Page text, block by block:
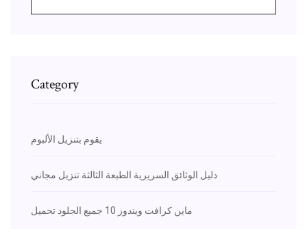
Category
يقوم بتنزيل الألبوم
دليل الوثائق السريرية الطبعة الثالثة تنزيل مجاني
ماين كرافت ويندوز 10 جميع الجلود تحميل